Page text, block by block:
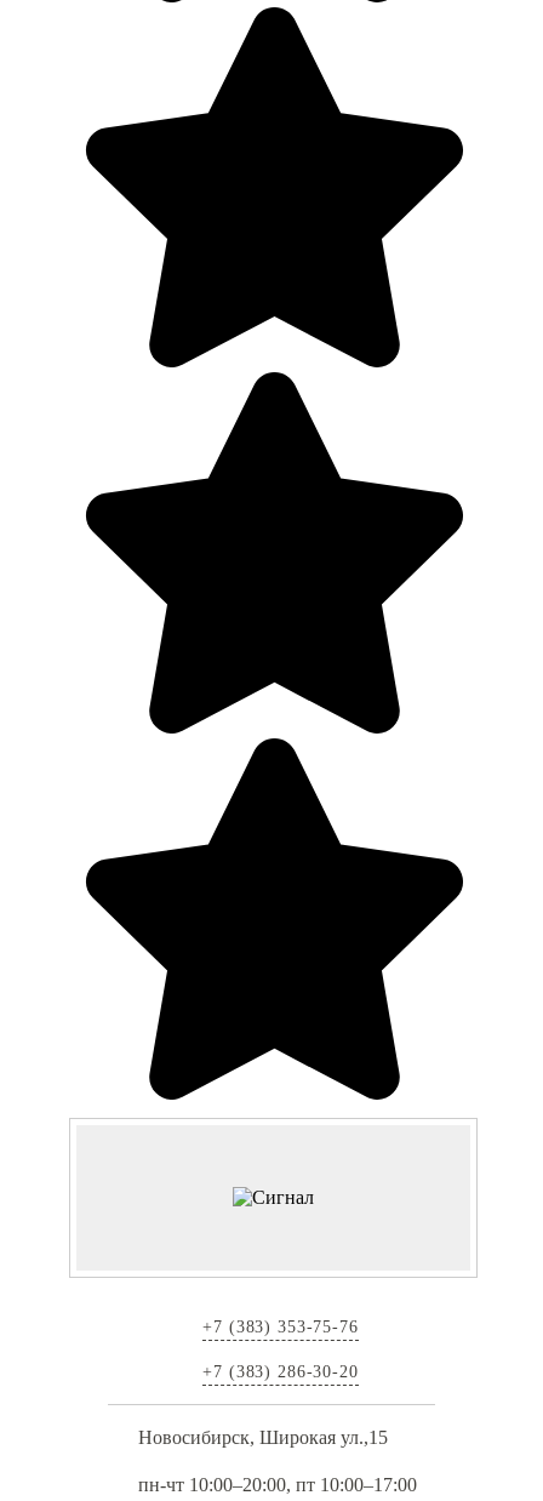
+7 (383) 353-75-76
+7 (383) 286-30-20
Новосибирск, Широкая ул.,15
пн-чт 10:00–20:00, пт 10:00–17:00